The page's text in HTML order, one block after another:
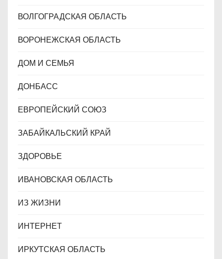
ВОЛГОГРАДСКАЯ ОБЛАСТЬ
ВОРОНЕЖСКАЯ ОБЛАСТЬ
ДОМ И СЕМЬЯ
ДОНБАСС
ЕВРОПЕЙСКИЙ СОЮЗ
ЗАБАЙКАЛЬСКИЙ КРАЙ
ЗДОРОВЬЕ
ИВАНОВСКАЯ ОБЛАСТЬ
ИЗ ЖИЗНИ
ИНТЕРНЕТ
ИРКУТСКАЯ ОБЛАСТЬ